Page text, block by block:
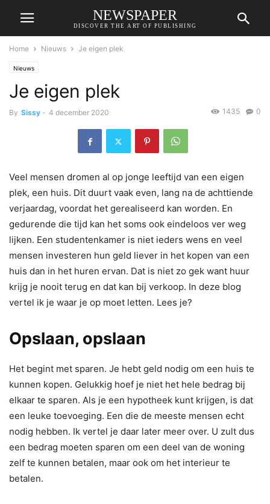
NEWSPAPER
DISCOVER THE ART OF PUBLISHING
Home Nieuws Je eigen plek
Nieuws
Je eigen plek
By Sissy - 4 december 2020 0
1435
Veel mensen dromen al op jonge leeftijd van een eigen
plek, een huis. Dit duurt vaak even, lang na de achttiende
verjaardag, voordat het gerealiseerd kan worden. En
gedurende die tijd kan het soms ook eindeloos ver weg
lijken. Een studentenkamer is niet ieders wens en veel
mensen investeren hun geld liever in het kopen van een
huis dan in het huren ervan. Dat is niet zo gek want huur
krijg je nooit terug en dat kan bij verkoop. In deze blog
vertel ik je waar je op moet letten. Lees je?
Opslaan, opslaan
Het begint met sparen. Je hebt geld nodig om een ​​huis te
kunnen kopen. Gelukkig hoef je niet het hele bedrag bij
elkaar te sparen. Als je een hypotheek kunt krijgen, is dat
een leuke toevoeging. Een die de meeste mensen echt
nodig hebben. Ik vertel je daar later meer over. U zult dus
een bedrag moeten sparen om een ​​deel van de woning
zelf te kunnen betalen, maar ook om het interieur te
betalen.